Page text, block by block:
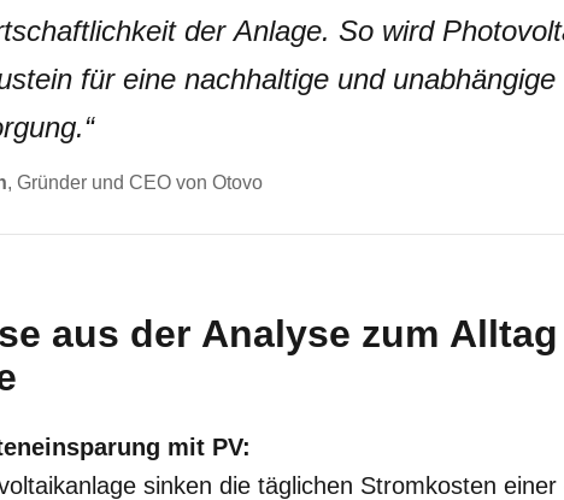
der Anlage. So wird
für eine nachhaltige und unabhängige
“
, Gründer und CEO von Otovo
aus der Analyse zum
mit PV:
sinken die täglichen Stromkosten einer